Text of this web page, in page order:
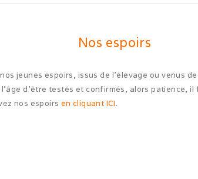
Nos espoirs
jeunes espoirs, issus de l’élevage ou venus
d’être testés et confirmés, alors patience,
nos espoirs en cliquant ICI.